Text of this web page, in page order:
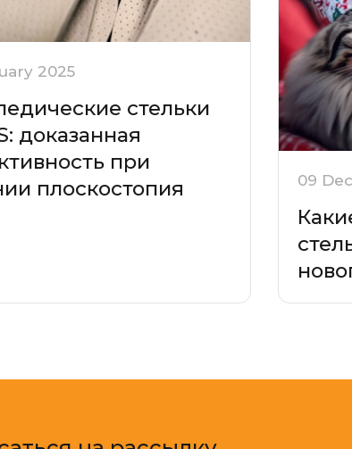
2025
стельки
доказанная
при
плоскостопия
09